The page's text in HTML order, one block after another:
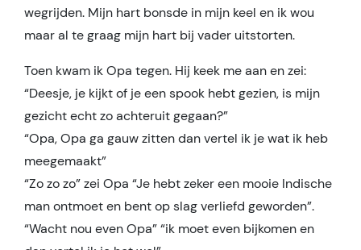
wegrijden. Mijn hart bonsde in mijn keel en ik wou
maar al te graag mijn hart bij vader uitstorten.
Toen kwam ik Opa tegen. Hij keek me aan en zei:
“Deesje, je kijkt of je een spook hebt gezien, is mijn
gezicht echt zo achteruit gegaan?”
“Opa, Opa ga gauw zitten dan vertel ik je wat ik heb
meegemaakt”
“Zo zo zo” zei Opa “Je hebt zeker een mooie Indische
man ontmoet en bent op slag verliefd geworden”.
“Wacht nou even Opa” “ik moet even bijkomen en